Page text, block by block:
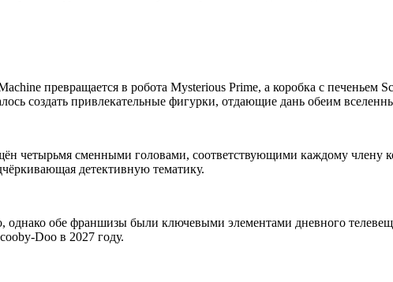
превращается в робота Mysterious Prime, а коробка с печеньем
создать привлекательные фигурки, отдающие дань обеим
четырьмя сменными головами, соответствующими каждому члену
детективную тематику.
однако обе франшизы были ключевыми элементами дневного
Doo в 2027 году.